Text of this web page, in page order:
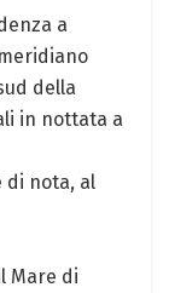
a
della
in nottata a
di nota, al
Mare di